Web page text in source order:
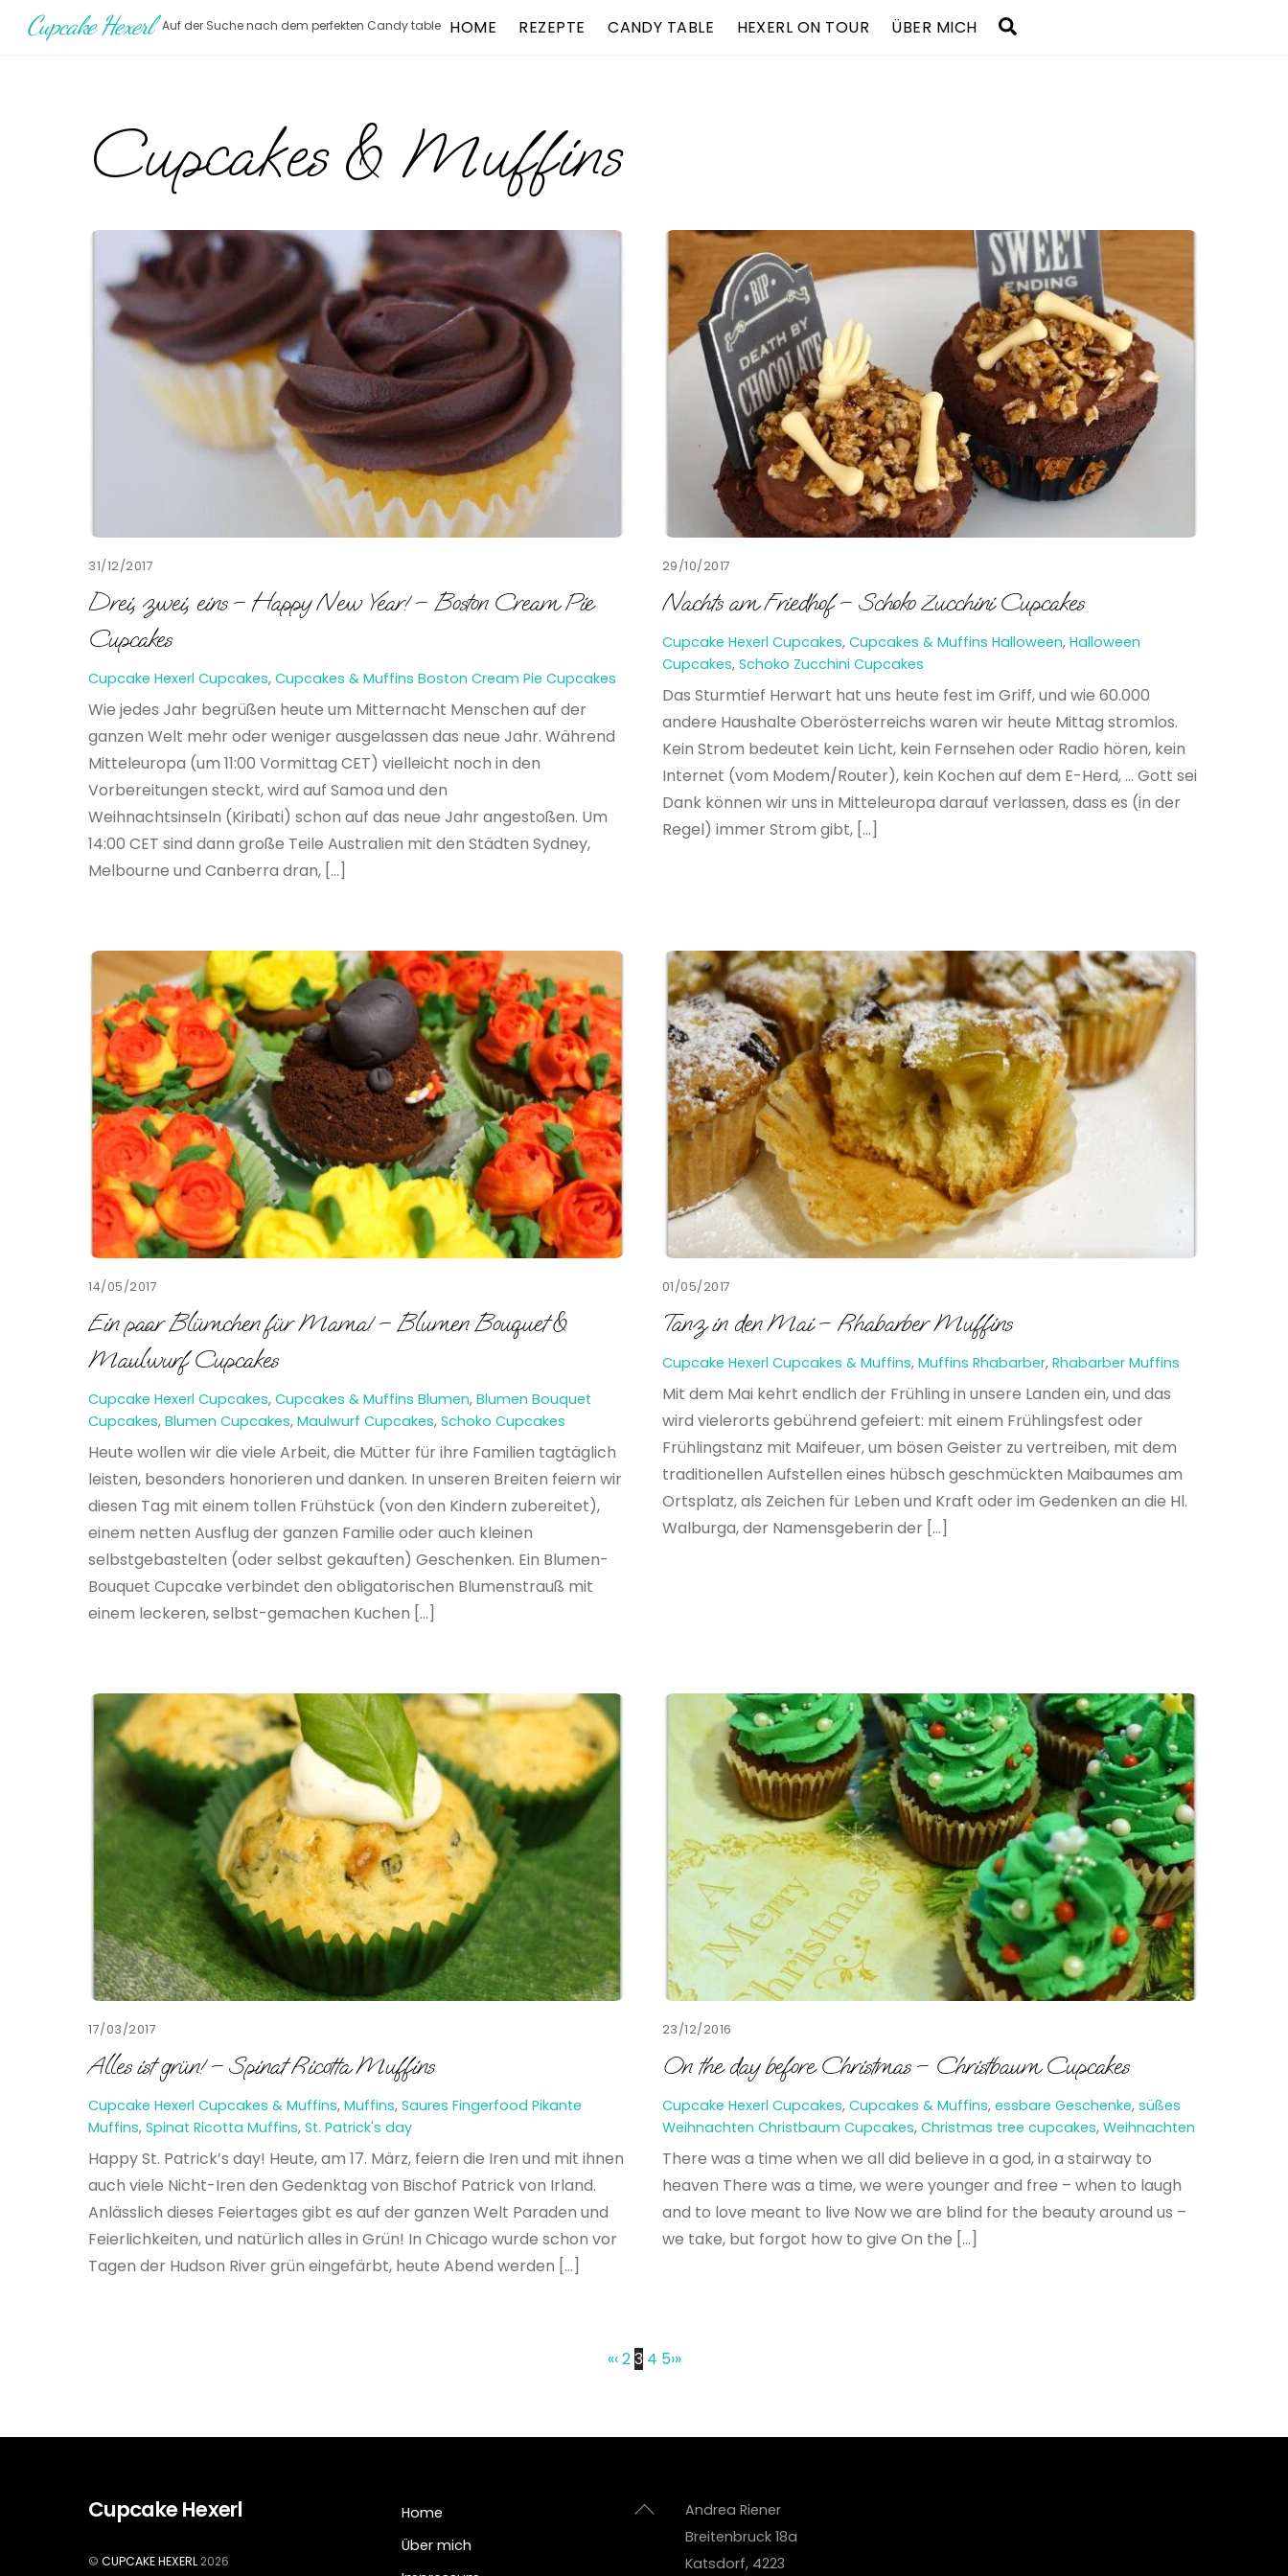
Cupcake Hexerl Auf der Suche nach dem perfekten Candy table HOME REZEPTE CANDY TABLE HEXERL ON TOUR ÜBER MICH
Cupcakes & Muffins
31/12/2017
Drei, zwei, eins – Happy New Year! – Boston Cream Pie
Cupcakes
Cupcake Hexerl Cupcakes, Cupcakes & Muffins Boston Cream Pie Cupcakes
Wie jedes Jahr begrüßen heute um Mitternacht Menschen auf der
ganzen Welt mehr oder weniger ausgelassen das neue Jahr. Während
Mitteleuropa (um 11:00 Vormittag CET) vielleicht noch in den
Vorbereitungen steckt, wird auf Samoa und den
Weihnachtsinseln (Kiribati) schon auf das neue Jahr angestoßen. Um
14:00 CET sind dann große Teile Australien mit den Städten Sydney,
Melbourne und Canberra dran, […]
29/10/2017
Nachts am Friedhof – Schoko Zucchini Cupcakes
Cupcake Hexerl Cupcakes, Cupcakes & Muffins Halloween, Halloween
Cupcakes, Schoko Zucchini Cupcakes
Das Sturmtief Herwart hat uns heute fest im Griff, und wie 60.000
andere Haushalte Oberösterreichs waren wir heute Mittag stromlos.
Kein Strom bedeutet kein Licht, kein Fernsehen oder Radio hören, kein
Internet (vom Modem/Router), kein Kochen auf dem E-Herd, … Gott sei
Dank können wir uns in Mitteleuropa darauf verlassen, dass es (in der
Regel) immer Strom gibt, […]
14/05/2017
Ein paar Blümchen für Mama! – Blumen Bouquet &
Maulwurf Cupcakes
Cupcake Hexerl Cupcakes, Cupcakes & Muffins Blumen, Blumen Bouquet
Cupcakes, Blumen Cupcakes, Maulwurf Cupcakes, Schoko Cupcakes
Heute wollen wir die viele Arbeit, die Mütter für ihre Familien tagtäglich
leisten, besonders honorieren und danken. In unseren Breiten feiern wir
diesen Tag mit einem tollen Frühstück (von den Kindern zubereitet),
einem netten Ausflug der ganzen Familie oder auch kleinen
selbstgebastelten (oder selbst gekauften) Geschenken. Ein Blumen-
Bouquet Cupcake verbindet den obligatorischen Blumenstrauß mit
einem leckeren, selbst-gemachen Kuchen […]
01/05/2017
Tanz in den Mai – Rhabarber Muffins
Cupcake Hexerl Cupcakes & Muffins, Muffins Rhabarber, Rhabarber Muffins
Mit dem Mai kehrt endlich der Frühling in unsere Landen ein, und das
wird vielerorts gebührend gefeiert: mit einem Frühlingsfest oder
Frühlingstanz mit Maifeuer, um bösen Geister zu vertreiben, mit dem
traditionellen Aufstellen eines hübsch geschmückten Maibaumes am
Ortsplatz, als Zeichen für Leben und Kraft oder im Gedenken an die Hl.
Walburga, der Namensgeberin der […]
17/03/2017
Alles ist grün! – Spinat Ricotta Muffins
Cupcake Hexerl Cupcakes & Muffins, Muffins, Saures Fingerfood Pikante
Muffins, Spinat Ricotta Muffins, St. Patrick's day
Happy St. Patrick’s day! Heute, am 17. März, feiern die Iren und mit ihnen
auch viele Nicht-Iren den Gedenktag von Bischof Patrick von Irland.
Anlässlich dieses Feiertages gibt es auf der ganzen Welt Paraden und
Feierlichkeiten, und natürlich alles in Grün! In Chicago wurde schon vor
Tagen der Hudson River grün eingefärbt, heute Abend werden […]
23/12/2016
On the day before Christmas – Christbaum Cupcakes
Cupcake Hexerl Cupcakes, Cupcakes & Muffins, essbare Geschenke, süßes
Weihnachten Christbaum Cupcakes, Christmas tree cupcakes, Weihnachten
There was a time when we all did believe in a god, in a stairway to
heaven There was a time, we were younger and free – when to laugh
and to love meant to live Now we are blind for the beauty around us –
we take, but forgot how to give On the […]
«‹23 4 5›»
Back
Cupcake Hexerl
© CUPCAKE HEXERL 2026
Home
Über mich
Andrea Riener
Breitenbruck 18a
Katsdorf, 4223